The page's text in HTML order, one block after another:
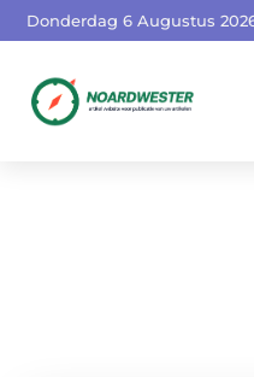
Donderdag 6 Augustus